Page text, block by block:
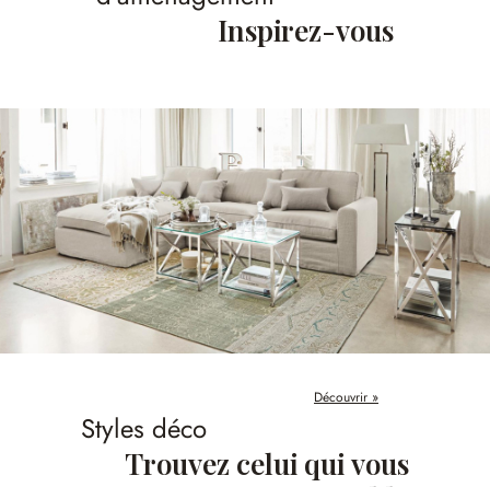
Inspirez-vous
Trouvez celui qui vous
Styles déco
Découvrir »